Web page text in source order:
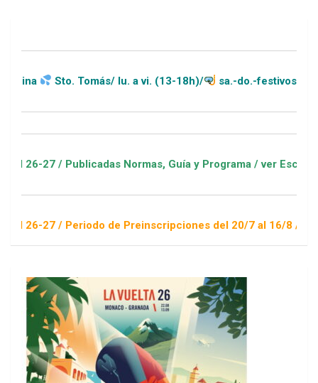
Sto. Tomás/ lu. a vi. (13-18h)/ sa.-do.-festivos (11-20h)
/ Publicadas Normas, Guía y Programa / ver Escuelas
/ Periodo de Preinscripciones del 20/7 al 16/8 / Sorteo 1 de